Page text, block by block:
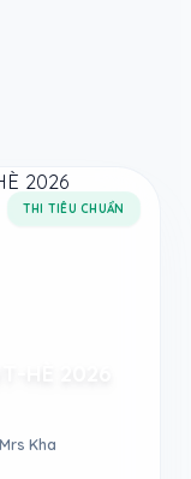
THI TIÊU CHUẨN
Kha